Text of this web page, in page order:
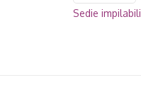
Sedie impilabili